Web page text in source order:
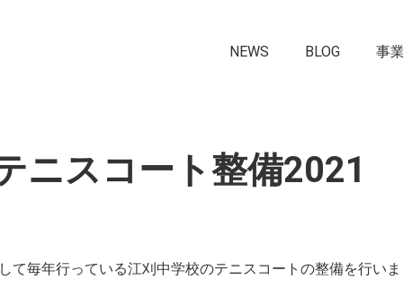
NEWS BLOG 事
ニスコート整備2021
て毎年行っている江刈中学校のテニスコートの整備を行い